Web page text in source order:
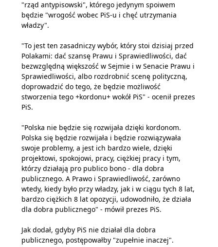
"rząd antypisowski", którego jedynym spoiwem
będzie "wrogość wobec PiS-u i chęć utrzymania
władzy".
"To jest ten zasadniczy wybór, który stoi dzisiaj przed
Polakami: dać szansę Prawu i Sprawiedliwości, dać
bezwzględną większość w Sejmie i w Senacie Prawu i
Sprawiedliwości, albo rozdrobnić scenę polityczną,
doprowadzić do tego, że będzie możliwość
stworzenia tego +kordonu+ wokół PiS" - ocenił prezes
PiS.
"Polska nie będzie się rozwijała dzięki kordonom.
Polska się będzie rozwijała i będzie rozwiązywała
swoje problemy, a jest ich bardzo wiele, dzięki
projektowi, spokojowi, pracy, ciężkiej pracy i tym,
którzy działają pro publico bono - dla dobra
publicznego. A Prawo i Sprawiedliwość, zarówno
wtedy, kiedy było przy władzy, jak i w ciągu tych 8 lat,
bardzo ciężkich 8 lat opozycji, udowodniło, że działa
dla dobra publicznego" - mówił prezes PiS.
Jak dodał, gdyby PiS nie działał dla dobra
publicznego, postępowałby "zupełnie inaczej".